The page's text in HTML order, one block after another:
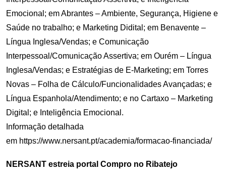
Emocional; em Abrantes – Ambiente, Segurança, Higiene e
Saúde no trabalho; e Marketing Didital; em Benavente –
Língua Inglesa/Vendas; e Comunicação
Interpessoal/Comunicação Assertiva; em Ourém – Língua
Inglesa/Vendas; e Estratégias de E-Marketing; em Torres
Novas – Folha de Cálculo/Funcionalidades Avançadas; e
Língua Espanhola/Atendimento; e no Cartaxo – Marketing
Digital; e Inteligência Emocional.
Informação detalhada
em https://www.nersant.pt/academia/formacao-financiada/
NERSANT estreia portal Compro no Ribatejo